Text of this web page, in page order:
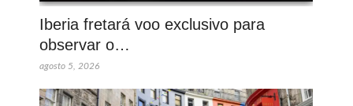
Iberia fretará voo exclusivo para
observar o…
agosto 5, 2026